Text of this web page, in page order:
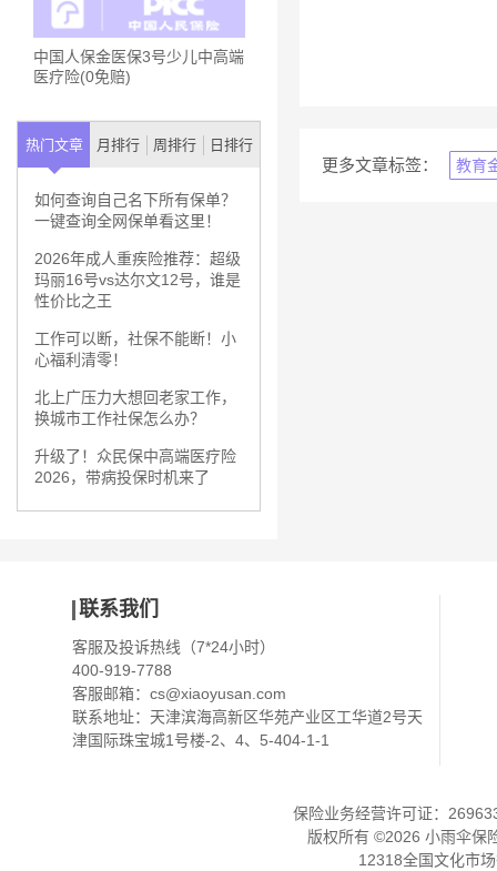
中国人保金医保3号少儿中高端
医疗险(0免赔)
热门文章 月排行 周排行 日排行
如何查询自己名下所有保单？
一键查询全网保单看这里！
2026年成人重疾险推荐：超级
玛丽16号vs达尔文12号，谁是
性价比之王
工作可以断，社保不能断！小
心福利清零！
北上广压力大想回老家工作，
换城市工作社保怎么办？
升级了！众民保中高端医疗险
2026，带病投保时机来了
更多文章标签： 教育
联系我们
客服及投诉热线（7*24小时）
400-919-7788
客服邮箱： cs@xiaoyusan.com
联系地址：天津滨海高新区华苑产业区工华道2号天
津国际珠宝城1号楼-2、4、5-404-1-1
保险业务经营许可证：
版权所有 ©2026 小雨伞保
12318全国文化市